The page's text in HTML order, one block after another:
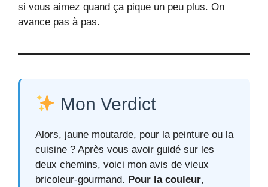
si vous aimez quand ça pique un peu plus. On
avance pas à pas.
Mon Verdict
Alors, jaune moutarde, pour la peinture ou la
cuisine ? Après vous avoir guidé sur les
deux chemins, voici mon avis de vieux
bricoleur-gourmand. Pour la couleur,